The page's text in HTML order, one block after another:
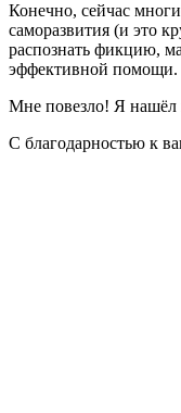
Конечно, сейчас
саморазвития (и это
распознать фикцию,
эффективной помощи.
Мне повезло! Я нашёл
С благодарностью к